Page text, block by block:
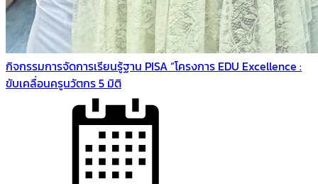
กิจกรรมการจัดการเรียนรู้ฐาน PISA “โครงการ EDU Excellence :
ขับเคลื่อนครูนวัตกร 5 มิติ